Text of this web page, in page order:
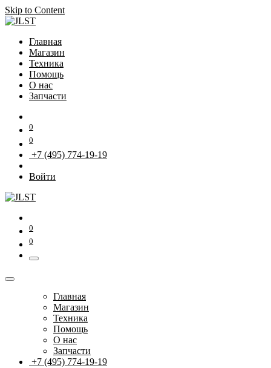
Skip to Content
Главная
Магазин
Техника
Помощь
О нас
Запчасти
0
0
+7 (495) 774-19-19
Войти
0
0
Главная
Магазин
Техника
Помощь
О нас
Запчасти
+7 (495) 774-19-19